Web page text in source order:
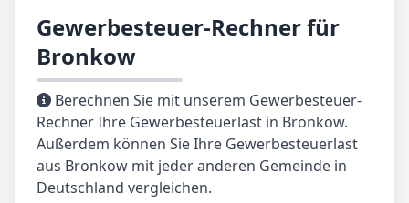
Gewerbesteuer-Rechner für
Bronkow
Berechnen Sie mit unserem Gewerbesteuer-
Rechner Ihre Gewerbesteuerlast in Bronkow.
Außerdem können Sie Ihre Gewerbesteuerlast
aus Bronkow mit jeder anderen Gemeinde in
Deutschland vergleichen.